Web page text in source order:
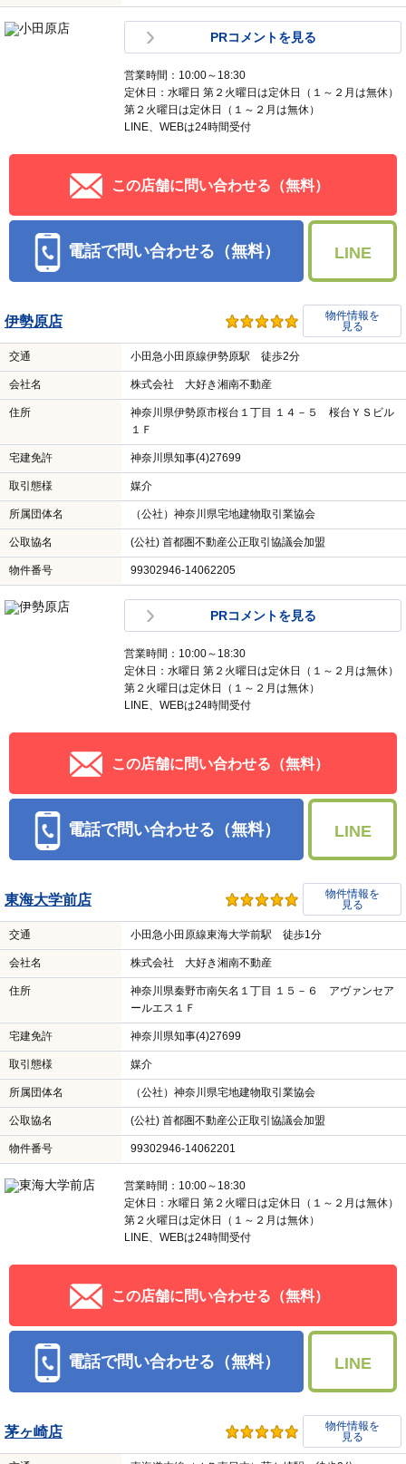
PRコメントを見る
営業時間：10:00～18:30
定休日：水曜日 第２火曜日は定休日（１～２月は無休）
第２火曜日は定休日（１～２月は無休）
LINE、WEBは24時間受付
この店舗に問い合わせる（無料）
電話で問い合わせる（無料） LINE
伊勢原店
物件情報を
見る
交通 小田急小田原線伊勢原駅 徒歩2分
会社名 株式会社 大好き湘南不動産
住所
神奈川県伊勢原市桜台１丁目 １４－５ 桜台ＹＳビル
１Ｆ
宅建免許 神奈川県知事(4)27699
取引態様 媒介
所属団体名 （公社）神奈川県宅地建物取引業協会
公取協名 (公社) 首都圏不動産公正取引協議会加盟
物件番号 99302946-14062205
PRコメントを見る
営業時間：10:00～18:30
定休日：水曜日 第２火曜日は定休日（１～２月は無休）
第２火曜日は定休日（１～２月は無休）
LINE、WEBは24時間受付
この店舗に問い合わせる（無料）
電話で問い合わせる（無料） LINE
東海大学前店
物件情報を
見る
交通 小田急小田原線東海大学前駅 徒歩1分
会社名 株式会社 大好き湘南不動産
住所
神奈川県秦野市南矢名１丁目 １５－６ アヴァンセア
ールエス１Ｆ
宅建免許 神奈川県知事(4)27699
取引態様 媒介
所属団体名 （公社）神奈川県宅地建物取引業協会
公取協名 (公社) 首都圏不動産公正取引協議会加盟
物件番号 99302946-14062201
営業時間：10:00～18:30
定休日：水曜日 第２火曜日は定休日（１～２月は無休）
第２火曜日は定休日（１～２月は無休）
LINE、WEBは24時間受付
この店舗に問い合わせる（無料）
電話で問い合わせる（無料） LINE
茅ヶ崎店
物件情報を
見る